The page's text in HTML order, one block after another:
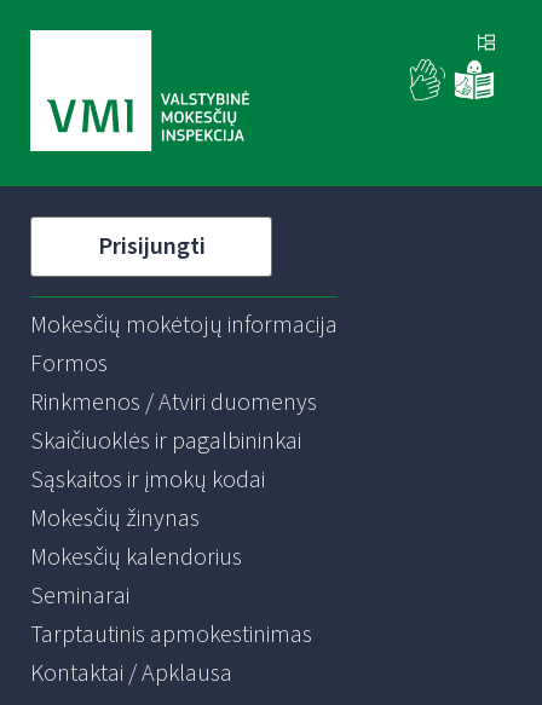
Prisijungti
Mokesčių mokėtojų informacija
Formos
Rinkmenos / Atviri duomenys
Skaičiuoklės ir pagalbininkai
Sąskaitos ir įmokų kodai
Mokesčių žinynas
Mokesčių kalendorius
Seminarai
Tarptautinis apmokestinimas
Kontaktai / Apklausa